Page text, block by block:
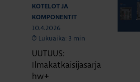
KOTELOT JA
KOMPONENTIT
10.4.2026
Lukuaika: 3 min
UUTUUS:
Ilmakatkaisijasarja
hw+